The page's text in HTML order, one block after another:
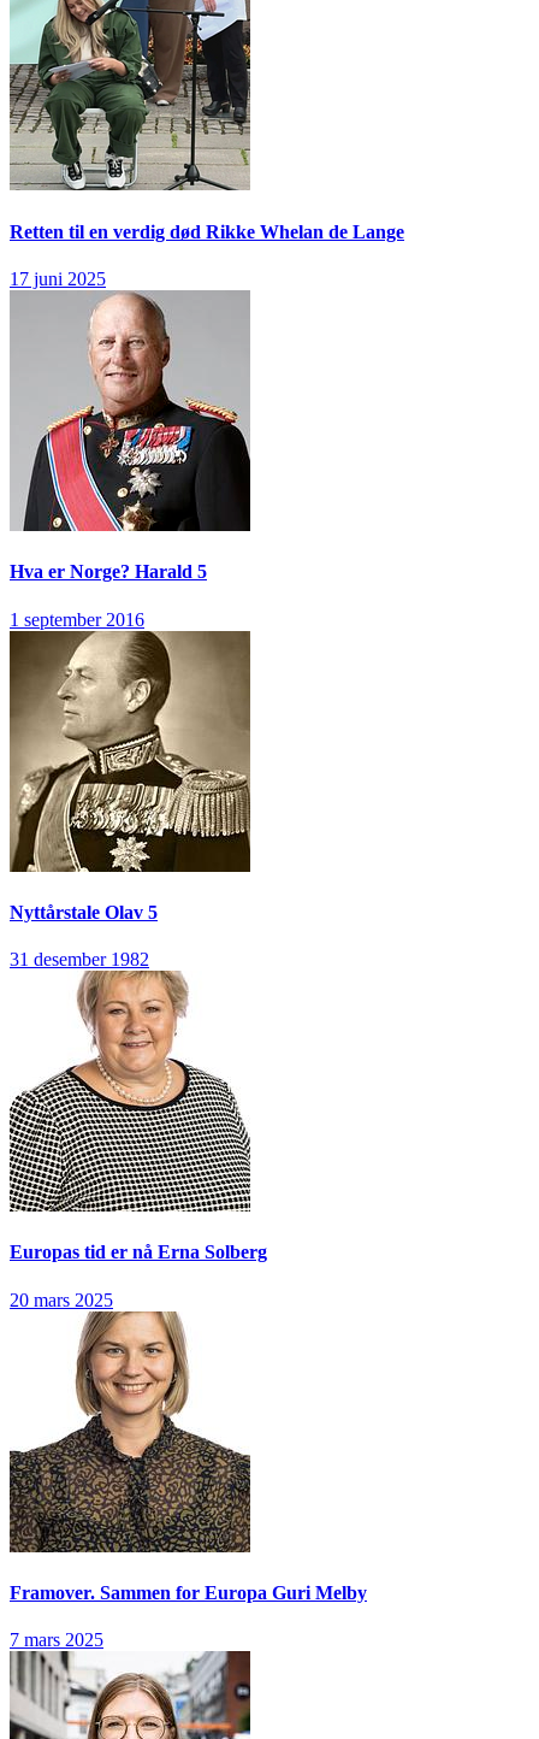
Retten til en verdig død Rikke Whelan de Lange
17 juni 2025
Hva er Norge? Harald 5
1 september 2016
Nyttårstale Olav 5
31 desember 1982
Europas tid er nå Erna Solberg
20 mars 2025
Framover. Sammen for Europa Guri Melby
7 mars 2025